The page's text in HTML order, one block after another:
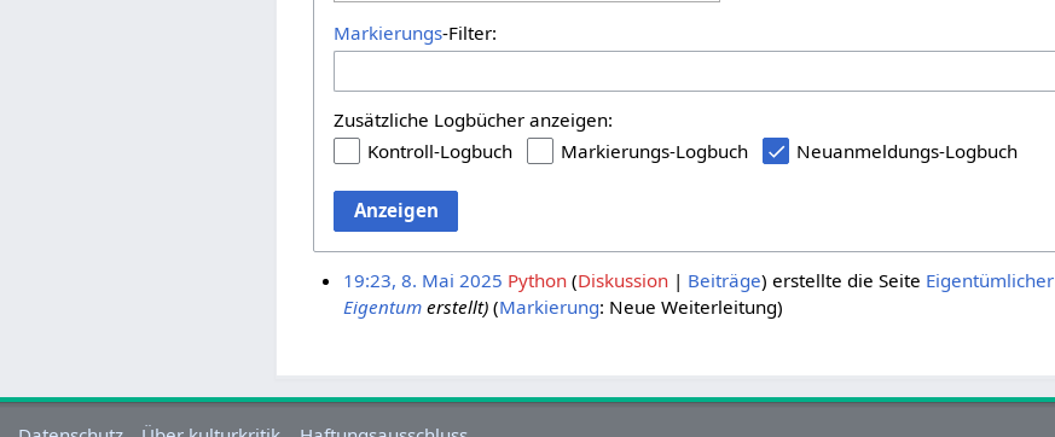
Markierungs-Filter:
Zusätzliche Logbücher anzeigen:
Kontroll-Logbuch
Markierungs-Logbuch Neuanmeldungs-Logbuch
Anzeigen
19:23, 8. Mai 2025 Python Diskussion Beiträge erstellte die Seite Eigentümlicher
Eigentumerstellt) Markierung: Neue Weiterleitung